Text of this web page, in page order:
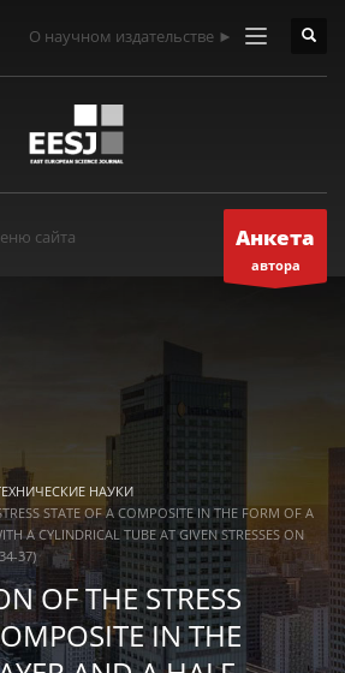
О научном издательстве ►
сайта Анкета
автора
НАУКИ
STATE OF A COMPOSITE IN THE FORM OF A
A CYLINDRICAL TUBE AT GIVEN STRESSES ON
37)
OF THE STRESS
IN THE